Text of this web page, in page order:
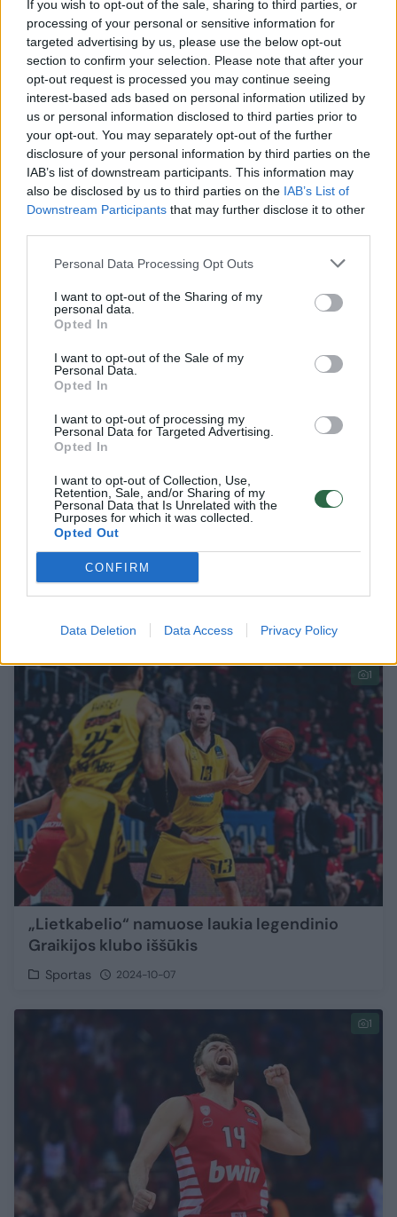
If you wish to opt-out of the sale, sharing to third parties, or
processing of your personal or sensitive information for
targeted advertising by us, please use the below opt-out
section to confirm your selection. Please note that after your
opt-out request is processed you may continue seeing
interest-based ads based on personal information utilized by
us or personal information disclosed to third parties prior to
your opt-out. You may separately opt-out of the further
disclosure of your personal information by third parties on the
IAB’s list of downstream participants. This information may
also be disclosed by us to third parties on the IAB’s List of
Downstream Participants that may further disclose it to other
Personal Data Processing Opt Outs
I want to opt-out of the Sharing of my
personal data.
Opted In
I want to opt-out of the Sale of my
Personal Data.
Opted In
I want to opt-out of processing my
Personal Data for Targeted Advertising.
Opted In
I want to opt-out of Collection, Use,
Retention, Sale, and/or Sharing of my
Personal Data that Is Unrelated with the
Purposes for which it was collected.
Opted Out
CONFIRM
Data Deletion Data Access Privacy Policy
Po trejų metų „Panathinaikos“ susigrąžino
Sportas 2025-02-16
Paaiškėjo „Panathinaikos“ atlyginimai – M.
Grigonis uždirbs virš milijono
1
„Lietkabelio“ namuose laukia legendinio
Graikijos klubo iššūkis
Sportas 2024-10-07
1